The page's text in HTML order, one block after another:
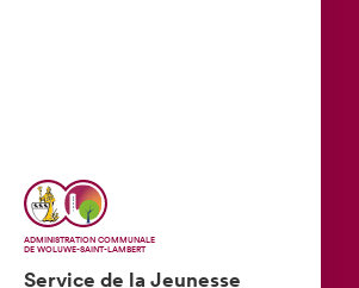
ADMINISTRATION COMMUNALE
DE WOLUWE-SAINT-LAMBERT
Service de la Jeunesse